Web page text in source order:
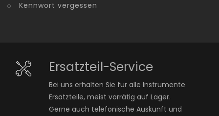
Kennwort vergessen
Ersatzteil-Service
Bei uns erhalten Sie für alle Instrumente
Ersatzteile, meist vorrätig auf Lager.
Gerne auch telefonische Auskunft und